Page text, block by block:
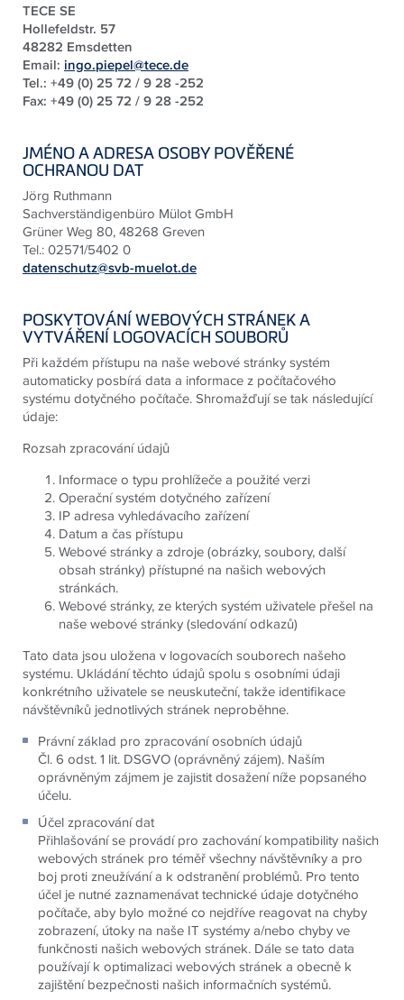
TECE SE
Hollefeldstr. 57
48282 Emsdetten
Email: ingo.piepel@tece.de
Tel.: +49 (0) 25 72 / 9 28 -252
Fax: +49 (0) 25 72 / 9 28 -252
JMÉNO A ADRESA OSOBY POVĚŘENÉ
OCHRANOU DAT
Jörg Ruthmann
Sachverständigenbüro Mülot GmbH
Grüner Weg 80, 48268 Greven
Tel.: 02571/5402 0
datenschutz@svb-muelot.de
POSKYTOVÁNÍ WEBOVÝCH STRÁNEK A
VYTVÁŘENÍ LOGOVACÍCH SOUBORŮ
Při každém přístupu na naše webové stránky systém
automaticky posbírá data a informace z počítačového
systému dotyčného počítače. Shromažďují se tak následující
údaje:
Rozsah zpracování údajů
Informace o typu prohlížeče a použité verzi
Operační systém dotyčného zařízení
IP adresa vyhledávacího zařízení
Datum a čas přístupu
Webové stránky a zdroje (obrázky, soubory, další
obsah stránky) přístupné na našich webových
stránkách.
Webové stránky, ze kterých systém uživatele přešel na
naše webové stránky (sledování odkazů)
Tato data jsou uložena v logovacích souborech našeho
systému. Ukládání těchto údajů spolu s osobními údaji
konkrétního uživatele se neuskuteční, takže identifikace
návštěvníků jednotlivých stránek neproběhne.
Právní základ pro zpracování osobních údajů
Čl. 6 odst. 1 lit. DSGVO (oprávněný zájem). Naším
oprávněným zájmem je zajistit dosažení níže popsaného
účelu.
Účel zpracování dat
Přihlašování se provádí pro zachování kompatibility našich
webových stránek pro téměř všechny návštěvníky a pro
boj proti zneužívání a k odstranění problémů. Pro tento
účel je nutné zaznamenávat technické údaje dotyčného
počítače, aby bylo možné co nejdříve reagovat na chyby
zobrazení, útoky na naše IT systémy a/nebo chyby ve
funkčnosti našich webových stránek. Dále se tato data
používají k optimalizaci webových stránek a obecně k
zajištění bezpečnosti našich informačních systémů.